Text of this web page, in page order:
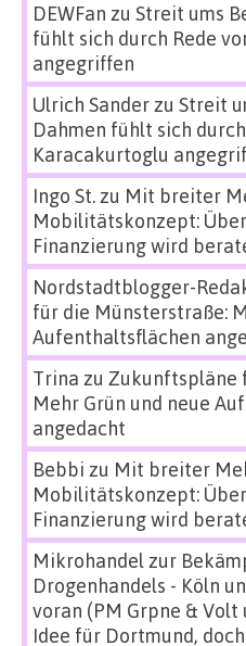
DEWFan zu Streit ums
fühlt sich durch Rede
angegriffen
Ulrich Sanderzu Streit
Dahmen fühlt sich
Karacakurtoglu
Ingo St.zu Mit breiter
Mobilitätskonzept:
Finanzierung wird
Nordstadtblogger-
für die Münsterstraße:
Aufenthaltsflächen
Trina zu Zukunftspläne
Mehr Grün und neue
angedacht
Bebbi zu Mit breiter
Mobilitätskonzept:
Finanzierung wird
Mikrohandel zur
Drogenhandels - Köln
voran (PM Grpne & Volt
Idee für Dortmund,